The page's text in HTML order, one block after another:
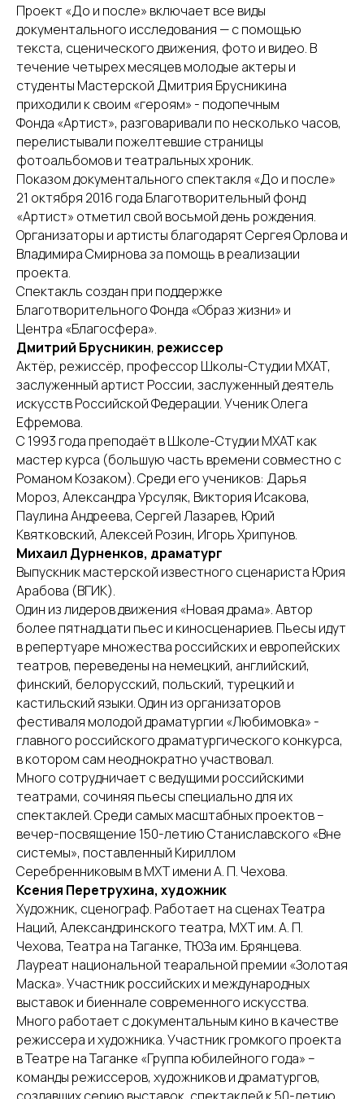
Проект «До и после» включает все виды
документального исследования — с помощью
текста, сценического движения, фото и видео. В
течение четырех месяцев молодые актеры и
студенты Мастерской Дмитрия Брусникина
приходили к своим «героям» - подопечным
Фонда «Артист», разговаривали по несколько часов,
перелистывали пожелтевшие страницы
фотоальбомов и театральных хроник.
Показом документального спектакля «До и после»
21 октября 2016 года Благотворительный фонд
«Артист» отметил свой восьмой день рождения.
Организаторы и артисты благодарят Сергея Орлова и
Владимира Смирнова за помощь в реализации
проекта.
Спектакль создан при поддержке
Благотворительного Фонда «Образ жизни» и
Центра «Благосфера».
Дмитрий Брусникин, режиссер
Актёр, режиссёр, профессор Школы-Студии МХАТ,
заслуженный артист России, заслуженный деятель
искусств Российской Федерации. Ученик Олега
Ефремова.
С 1993 года преподаёт в Школе-Студии МХАТ как
мастер курса (большую часть времени совместно с
Романом Козаком). Среди его учеников: Дарья
Мороз, Александра Урсуляк, Виктория Исакова,
Паулина Андреева, Сергей Лазарев, Юрий
Квятковский, Алексей Розин, Игорь Хрипунов.
Михаил Дурненков, драматург
Выпускник мастерской известного сценариста Юрия
Арабова (ВГИК).
Один из лидеров движения «Новая драма». Автор
более пятнадцати пьес и киносценариев. Пьесы идут
в репертуаре множества российских и европейских
театров, переведены на немецкий, английский,
финский, белорусский, польский, турецкий и
кастильский языки. Один из организаторов
фестиваля молодой драматургии «Любимовка» -
главного российского драматургического конкурса,
в котором сам неоднократно участвовал.
Много сотрудничает с ведущими российскими
театрами, сочиняя пьесы специально для их
спектаклей. Среди самых масштабных проектов –
вечер-посвящение 150-летию Станиславского «Вне
системы», поставленный Кириллом
Серебренниковым в МХТ имени А. П. Чехова.
Ксения Перетрухина, художник
Художник, сценограф. Работает на сценах Театра
Наций, Александринского театра, МХТ им. А. П.
Чехова, Театра на Таганке, ТЮЗа им. Брянцева.
Лауреат национальной теаральной премии «Золотая
Маска». Участник российских и международных
выставок и биеннале современного искусства.
Много работает с документальным кино в качестве
режиссера и художника. Участник громкого проекта
в Театре на Таганке «Группа юбилейного года» –
команды режиссеров, художников и драматургов,
создавших серию выставок, спектаклей к 50-летию